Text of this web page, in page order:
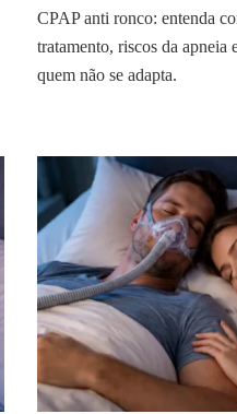
CPAP anti ronco: entenda
tratamento, riscos da apneia
quem não se adapta.